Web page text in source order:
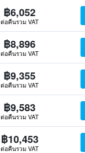
฿6,052
ต่อคืนรวม VAT
฿8,896
ต่อคืนรวม VAT
฿9,355
ต่อคืนรวม VAT
฿9,583
ต่อคืนรวม VAT
฿10,453
ต่อคืนรวม VAT